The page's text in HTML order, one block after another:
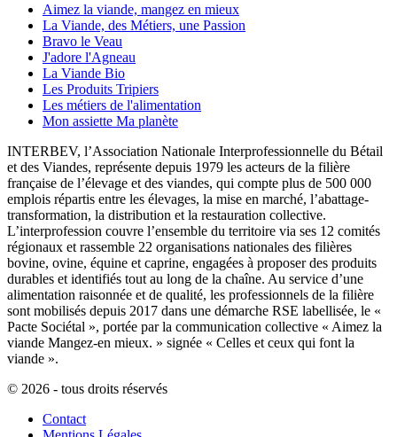
Aimez la viande, mangez en mieux
La Viande, des Métiers, une Passion
Bravo le Veau
J'adore l'Agneau
La Viande Bio
Les Produits Tripiers
Les métiers de l'alimentation
Mon assiette Ma planète
INTERBEV, l’Association Nationale Interprofessionnelle du Bétail
et des Viandes, représente depuis 1979 les acteurs de la filière
française de l’élevage et des viandes, qui compte plus de 500 000
emplois répartis entre les élevages, la mise en marché, l’abattage-
transformation, la distribution et la restauration collective.
L’interprofession couvre l’ensemble du territoire via ses 12 comités
régionaux et rassemble 22 organisations nationales des filières
bovine, ovine, équine et caprine, engagées à proposer des produits
durables et identifiés tout au long de la chaîne. Au service d’une
alimentation raisonnée et de qualité, les professionnels de la filière
sont mobilisés depuis 2017 dans une démarche RSE labellisée, le «
Pacte Sociétal », portée par la communication collective « Aimez la
viande Mangez-en mieux. » signée « Celles et ceux qui font la
viande ».
© 2026 - tous droits réservés
Contact